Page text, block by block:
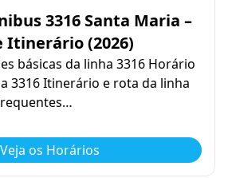
3316 Santa Maria –
Itinerário (2026)
básicas da linha 3316 Horário
3316 Itinerário e rota da linha
Veja os Horários